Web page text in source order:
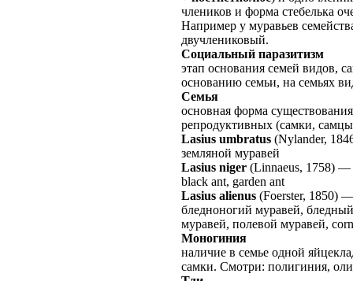
члеников и форма стебелька
Например у муравьев
двучлениковый.
Социальный паразитизм
этап основания семей видов,
основанию семьи, на семьях
Семья
основная форма
репродуктивных (самки,
Lasius umbratus (Nylander,
земляной муравей
Lasius niger (Linnaeus, 1758) —
black ant, garden ant
Lasius alienus (Foerster, 1850) —
бледноногий муравей,
муравей, полевой муравей,
Моногиния
наличие в семье одной
самки. Смотри: полигиния,